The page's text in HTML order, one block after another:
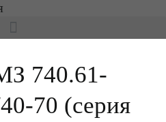
740.61-
70 (серия